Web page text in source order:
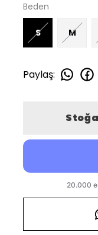
Beden
S M
Paylaş: